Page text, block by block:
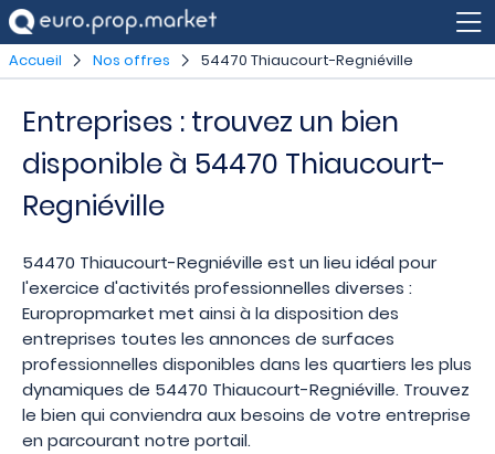
Accueil Nos offres 54470 Thiaucourt-Regniéville
Entreprises : trouvez un bien
disponible à 54470 Thiaucourt-
Regniéville
54470 Thiaucourt-Regniéville est un lieu idéal pour
l'exercice d'activités professionnelles diverses :
Europropmarket met ainsi à la disposition des
entreprises toutes les annonces de surfaces
professionnelles disponibles dans les quartiers les plus
dynamiques de 54470 Thiaucourt-Regniéville. Trouvez
le bien qui conviendra aux besoins de votre entreprise
en parcourant notre portail.